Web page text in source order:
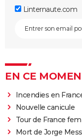
Linternaute.com
EN CE
Incendies en
Nouvelle canicule
Tour de France
Mort de Jorge